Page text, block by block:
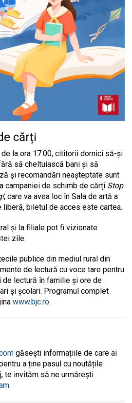
cărți
la ora 17:00, cititorii dornici să-și
să cheltuiască bani și să
și recomandări neașteptate sunt
campaniei de schimb de cărți Stop
, care va avea loc în Sala de artă a
biletul de acces este cartea.
și la filiale pot fi vizionate
zile.
publice din mediul rural din
de lectură cu voce tare pentru
lectură în familie și ore de
și școlari. Programul complet
www.bjc.ro.
găsești informațiile de care ai
a ține pasul cu noutățile
te invităm să ne urmărești